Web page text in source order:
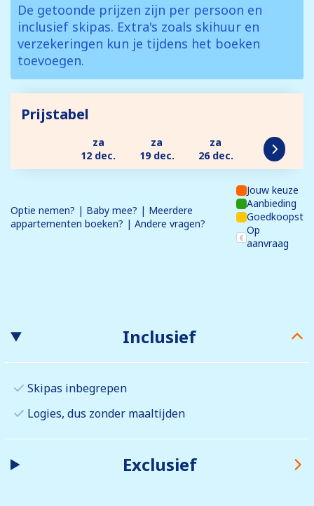
De getoonde prijzen zijn per persoon en
inclusief skipas. Extra's zoals skihuur en
verzekeringen kun je tijdens het boeken
toevoegen.
Prijstabel
za
12 dec.
za
19 dec.
za
26 dec.
Optie nemen? | Baby mee? | Meerdere
appartementen boeken? | Andere vragen?
Jouw keuze
Aanbieding
Goedkoopst
Op
aanvraag
Inclusief
Skipas inbegrepen
Logies, dus zonder maaltijden
Exclusief